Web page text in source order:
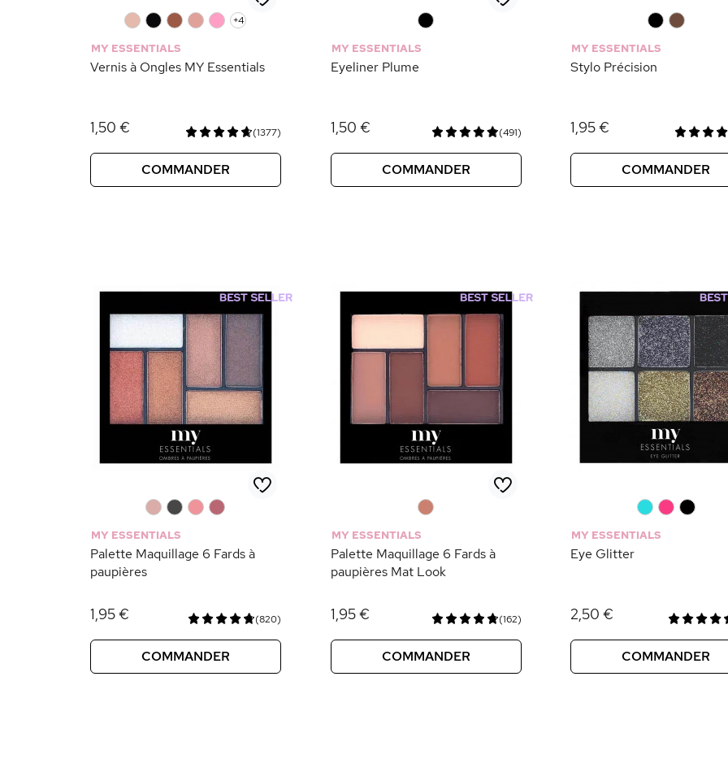
+4
MY ESSENTIALS
Vernis à Ongles MY Essentials
1,50 € (1377)
COMMANDER
MY ESSENTIALS
Eyeliner Plume
1,50 € (491)
COMMANDER
MY ESSENTIALS
Stylo Précision
1,95 €
COMMANDER
MY ESSENTIALS
Palette Maquillage 6 Fards à
paupières
1,95 € (820)
COMMANDER
MY ESSENTIALS
Palette Maquillage 6 Fards à
paupières Mat Look
1,95 € (162)
COMMANDER
MY ESSENTIALS
Eye Glitter
2,50 €
COMMANDER